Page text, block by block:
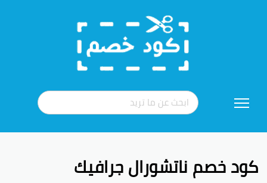
إلى
كود خصم ناتشورال جرافيك